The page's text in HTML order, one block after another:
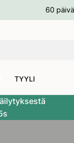
60
TYYLI